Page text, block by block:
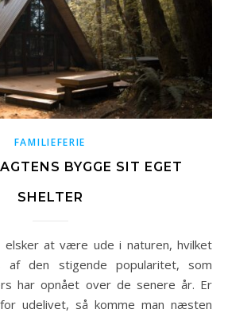
FAMILIEFERIE
BYGGE SIT EGET
SHELTER
af den stigende popularitet, som
har opnået over de senere år. Er
udelivet, så komme man næsten